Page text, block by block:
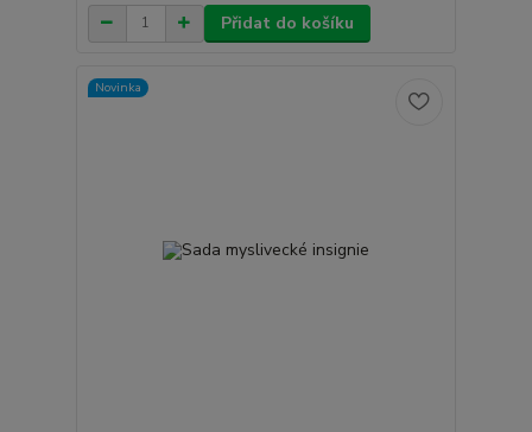
Přidat do košíku
Novinka